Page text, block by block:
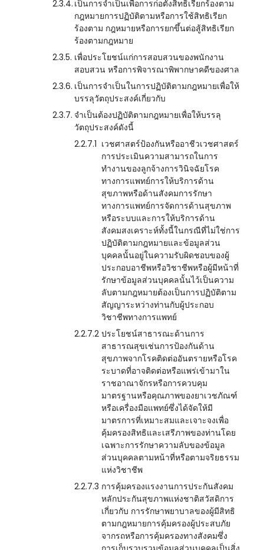
2.3.4. เป็นการจำเป็นเพื่อการก่อตั้งสิทธิเรียกร้องตาม
กฎหมายการปฏิบัติตามหรือการใช้สิทธิเรียก
ร้องตาม กฎหมายหรือการยกขึ้นต่อสู้สิทธิเรียก
ร้องตามกฎหมาย
2.3.5. เพื่อประโยชน์แก่การสอบสวนของพนักงาน
สอบสวน หรือการพิจารณาพิพากษาคดีของศาล
2.3.6. เป็นการจำเป็นในการปฏิบัติตามกฎหมายเพื่อให้
บรรลุวัตถุประสงค์เกี่ยวกับ
2.3.7. จำเป็นต้องปฏิบัติตามกฎหมายเพื่อให้บรรลุ
วัตถุประสงค์ดังนี้
2.2.7.1 เวชศาสตร์ป้องกันหรืออาชีวเวชศาสตร์
การประเมินความสามารถในการ
ทำงานของลูกจ้างการวินิจฉัยโรค
ทางการแพทย์การให้บริการด้าน
สุขภาพหรือด้านสังคมการรักษา
ทางการแพทย์การจัดการด้านสุขภาพ
หรือระบบและการให้บริการด้าน
สังคมสงเคราะห์ทั้งนี้ในกรณีที่ไม่ใช่การ
ปฏิบัติตามกฎหมายและข้อมูลส่วน
บุคคลนั้นอยู่ในความรับผิดชอบของผู้
ประกอบอาชีพหรือวิชาชีพหรือผู้มีหน้าที่
รักษาข้อมูลส่วนบุคคลนั้นไว้เป็นความ
ลับตามกฎหมายต้องเป็นการปฏิบัติตาม
สัญญาระหว่างท่านกับผู้ประกอบ
วิชาชีพทางการแพทย์
2.2.7.2 ประโยชน์สาธารณะด้านการ
สาธารณสุขเช่นการป้องกันด้าน
สุขภาพจากโรคติดต่ออันตรายหรือโรค
ระบาดที่อาจติดต่อหรือแพร่เข้ามาใน
ราชอาณาจักรหรือการควบคุม
มาตรฐานหรือคุณภาพของยาเวชภัณฑ์
หรือเครื่องมือแพทย์ซึ่งได้จัดให้มี
มาตรการที่เหมาะสมและเจาะจงเพื่อ
คุ้มครองสิทธิและเสรีภาพของท่านโดย
เฉพาะการรักษาความลับของข้อมูล
ส่วนบุคคลตามหน้าที่หรือตามจริยธรรม
แห่งวิชาชีพ
2.2.7.3 การคุ้มครองแรงงานการประกันสังคม
หลักประกันสุขภาพแห่งชาติสวัสดิการ
เกี่ยวกับ การรักษาพยาบาลของผู้มีสิทธิ
ตามกฎหมายการคุ้มครองผู้ประสบภัย
จากรถหรือการคุ้มครองทางสังคมซึ่ง